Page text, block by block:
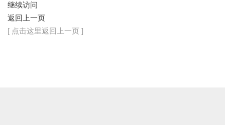
继续访问
返回上一页
[ 点击这里返回上一页 ]